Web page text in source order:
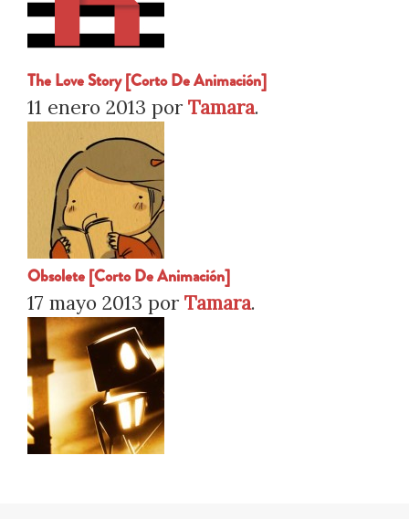
The Love Story [Corto De Animación]
11 enero 2013 por Tamara.
Obsolete [Corto De Animación]
17 mayo 2013 por Tamara.